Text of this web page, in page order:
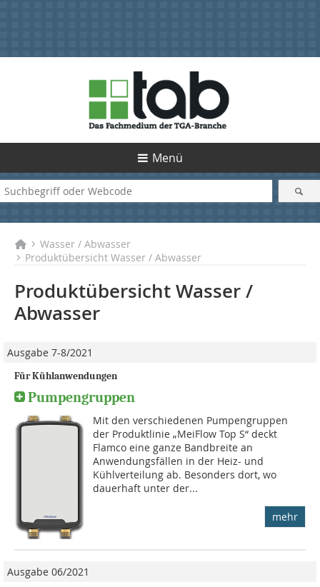
Menü
Wasser / Abwasser
Produktübersicht Wasser / Abwasser
Produktübersicht Wasser /
Abwasser
Ausgabe 7-8/2021
Für Kühlanwendungen
Pumpengruppen
Mit den verschiedenen Pumpengruppen
der Produktlinie „MeiFlow Top S“ deckt
Flamco eine ganze Bandbreite an
Anwendungsfällen in der Heiz- und
Kühlverteilung ab. Besonders dort, wo
dauerhaft unter der...
mehr
Ausgabe 06/2021